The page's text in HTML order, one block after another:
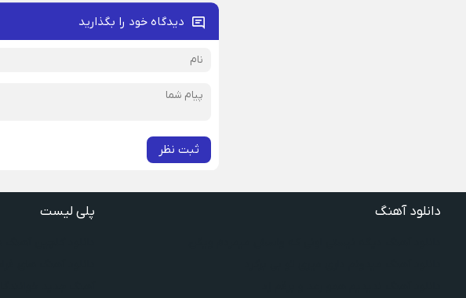
دیدگاه خود را بگذارید
ثبت نظر
دانلود آهنگ پلی لیست